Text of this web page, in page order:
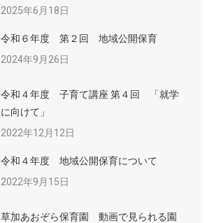
2025年6月18日
令和６年度 第２回 地域公開保育
2024年9月26日
令和４年度 子育て講座 第４回 「就学
に向けて」
2022年12月12日
令和４年度 地域公開保育について
2022年9月15日
草加あおぞら保育園 動画で見られる園